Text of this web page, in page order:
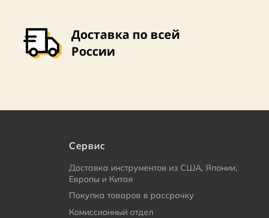
Доставка по всей
России
Сервис
Доставка инструментов из США, Японии,
Европы и Китая
Покупка товаров в рассрочку
Комиссионный отдел